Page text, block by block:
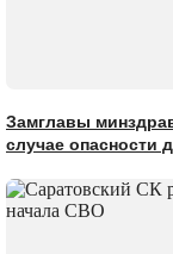
Замглавы
случае